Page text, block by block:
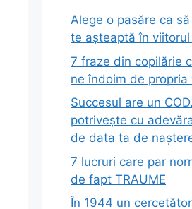
Alege o pasăre ca
te așteaptă în
7 fraze din copilărie
ne îndoim de propria
Succesul are un
potrivește cu
de data ta de
7 lucruri care par
de fapt TRAUME
În 1944 un